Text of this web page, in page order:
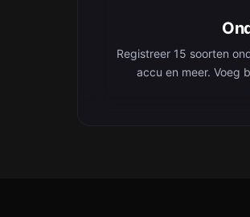
Registreer 15 soorten
accu en meer. Voeg